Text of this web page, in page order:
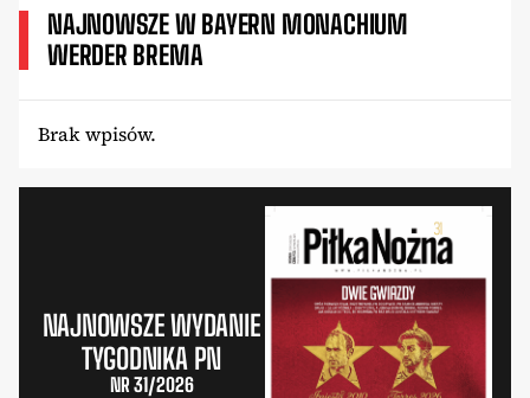
NAJNOWSZE W BAYERN MONACHIUM
WERDER BREMA
Brak wpisów.
NAJNOWSZE WYDANIE
TYGODNIKA PN
NR 31/2026